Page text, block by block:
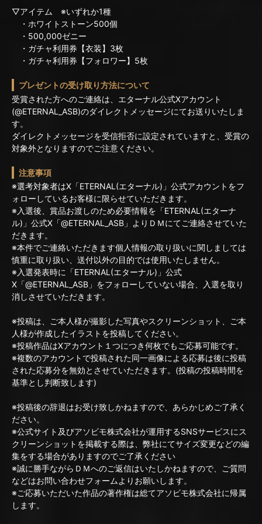
▽アイテム ※いずれか1種
・ホワイトストーン500個
・500,000ゼニー
・ガチャ利用券【衣装】3枚
・ガチャ利用券【フォロワー】5枚
プレゼントの受け取り方法について
受賞された方へのご連絡は、エターナル公式Xアカウント
(@ETERNAL_ASB)のダイレクトメッセージにてお送りいたしま
す。
ダイレクトメッセージを受信拒否に設定されていますと、受賞の
対象外となりますのでご注意ください。
注意事項
※選考対象者はX「ETERNAL(エターナル)」公式アカウントをフ
ォローしているお客様に限らせていただきます。
※入選後、賞品お渡しのため必要情報を「ETERNAL(エターナ
ル)」公式X「@ETERNAL_ASB」よりＤＭにてご連絡させていた
だきます。
※本件でご連絡いただきます個人情報の取り扱いに関しましては
慎重に取り扱い、送付以外の目的では使用いたしません。
※入選発表時に「ETERNAL(エターナル)」公式
X「@ETERNAL_ASB」をフォローしていない場合、入選を取り
消しさせていただきます。
※投稿は、ご本人様が撮影した写真やスクリーンショット、ご本
人様が作成したイラストを投稿してください。
※投稿作品はXアカウント１つにつき何枚でもご応募可能です。
※複数のアカウントで投稿された同一画像による応募は後に投稿
された応募分を無効とさせていただきます。(投稿の投稿時間を
基準とし判断致します)
※投稿後の辞退はお受け致しかねますので、あらかじめご了承く
ださい。
※公式サイト及びアソビモ株式会社が運用するSNSサービスにス
クリーンショットを掲載する際は、弊社にてサイズ変更などの編
集をする場合がありますのでご了承ください
※誠に勝手ながらＤＭへのご返信はいたしかねますので、ご質問
などはお問い合わせフォームよりお願いします。
※ご応募いただいた作品の著作権は総てアソビモ株式会社に帰属
します。